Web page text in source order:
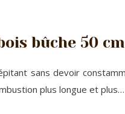
bûche 50 cm
sans devoir
plus longue et plus…